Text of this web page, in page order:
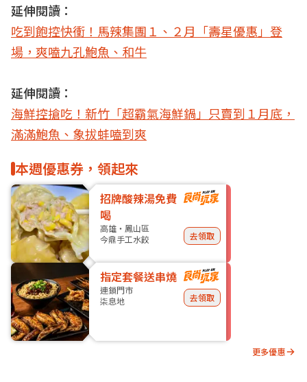
延伸閱讀：
吃到飽控快衝！馬辣集團１、２月「壽星優惠」登
場，爽嗑九孔鮑魚、和牛
延伸閱讀：
海鮮控搶吃！新竹「超霸氣海鮮鍋」只賣到１月底，
滿滿鮑魚、象拔蚌嗑到爽
本週優惠券，領起來
招牌酸辣湯免費
喝
高雄・鳳山區
今鼎手工水餃
去領取
指定套餐送串燒
連鎖門市
柒息地
去領取
更多優惠